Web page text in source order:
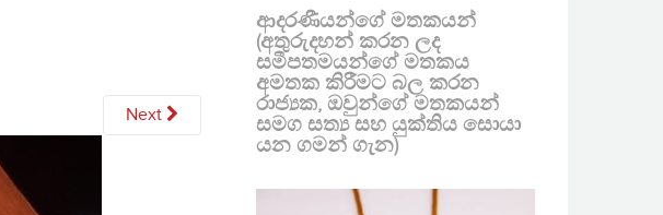
Next
ආදරණීයන්ගේ මතකයන්
(අතුරුදහන් කරන ලද
සමීපතමයන්ගේ මතකය
අමතක කිරීමට බල කරන
රාජ්‍යක, ඔවුන්ගේ මතකයන්
සමග සත්‍ය සහ යුක්තිය සොයා
යන ගමන් ගැන)